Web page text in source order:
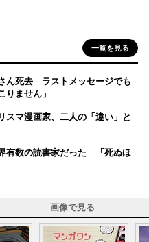
一覧を見る
ん死去 ラストメッセージでも
ません」
マ漫画家、二人の「違い」と
有数の読書家だった 『死ぬほ
画像で見る